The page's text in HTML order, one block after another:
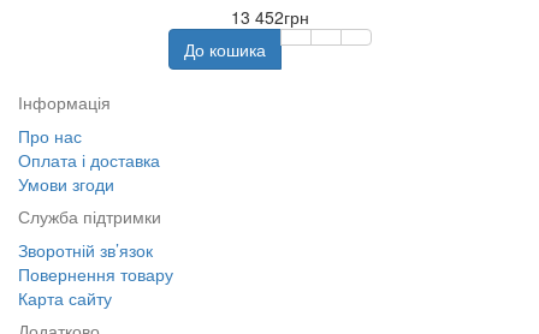
13 452грн
До кошика
Інформація
Про нас
Оплата і доставка
Умови згоди
Служба підтримки
Зворотній зв’язок
Повернення товару
Карта сайту